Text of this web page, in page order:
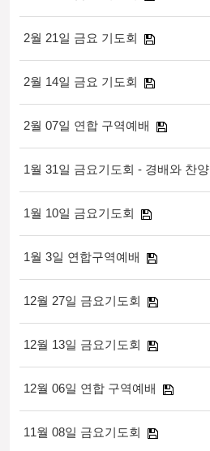
2월 21일 금요 기도회
2월 14일 금요 기도회
2월 07일 연합 구역예배
1월 31일 금요기도회 - 경배와 찬양
1월 10일 금요기도회
1월 3일 연합구역예배
12월 27일 금요기도회
12월 13일 금요기도회
12월 06일 연합 구역예배
11월 08일 금요기도회